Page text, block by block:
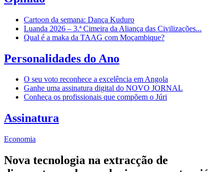
Cartoon da semana: Dança Kuduro
Luanda 2026 – 3.ª Cimeira da Aliança das Civilizações...
Qual é a maka da TAAG com Moçambique?
Personalidades do Ano
O seu voto reconhece a excelência em Angola
Ganhe uma assinatura digital do NOVO JORNAL
Conheça os profissionais que compõem o Júri
Assinatura
Economia
Nova tecnologia na extracção de